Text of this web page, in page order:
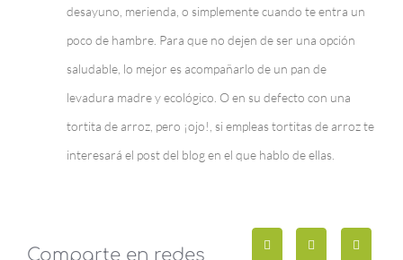
desayuno, merienda, o simplemente cuando te entra un
poco de hambre. Para que no dejen de ser una opción
saludable, lo mejor es acompañarlo de un pan de
levadura madre y ecológico. O en su defecto con una
tortita de arroz, pero ¡ojo!, si empleas tortitas de arroz te
interesará el post del blog en el que hablo de ellas.
Comparte en redes